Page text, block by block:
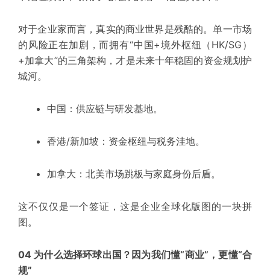
对于企业家而言，真实的商业世界是残酷的。单一市场
的风险正在加剧，而拥有“中国+境外枢纽（HK/SG）
+加拿大”的三角架构，才是未来十年稳固的资金规划护
城河。
中国：供应链与研发基地。
香港/新加坡：资金枢纽与税务洼地。
加拿大：北美市场跳板与家庭身份后盾。
这不仅仅是一个签证，这是企业全球化版图的一块拼
图。
04 为什么选择环球出国？因为我们懂“商业”，更懂“合
规”